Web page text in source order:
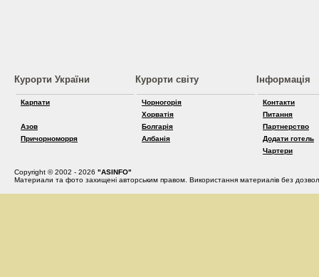
Курорти України
Карпати
Азов
Причорноморря
Курорти світу
Чорногорія
Хорватія
Болгарія
Албанія
Інформація
Контакти
Питання
Партнерство
Додати готель
Чартери
Copyright © 2002 - 2026 "ASINFO"
Материали та фото захищені авторським правом. Використання материалів без